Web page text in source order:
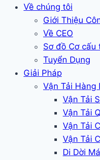
Về chúng tôi
Giới Thiệu
Về CEO
Sơ đồ Cơ cấu
Tuyển Dụng
Giải Pháp
Vận Tải Hàng
Vận Tải
Vận Tải
Vận Tải
Vận Tải
Di Dời